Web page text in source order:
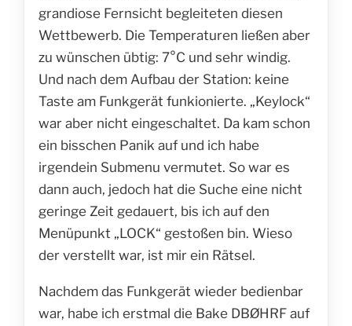
grandiose Fernsicht begleiteten diesen
Wettbewerb. Die Temperaturen ließen aber
zu wünschen übtig: 7°C und sehr windig.
Und nach dem Aufbau der Station: keine
Taste am Funkgerät funkionierte. „Keylock“
war aber nicht eingeschaltet. Da kam schon
ein bisschen Panik auf und ich habe
irgendein Submenu vermutet. So war es
dann auch, jedoch hat die Suche eine nicht
geringe Zeit gedauert, bis ich auf den
Menüpunkt „LOCK“ gestoßen bin. Wieso
der verstellt war, ist mir ein Rätsel.
Nachdem das Funkgerät wieder bedienbar
war, habe ich erstmal die Bake DBØHRF auf